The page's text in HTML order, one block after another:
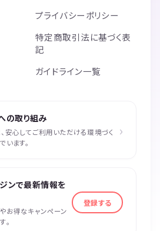
プライバシーポリシー
特定商取引法に基づく表
記
ガイドライン一覧
の取り組み
安心してご利用いただける環境づく
います。
›
ンで最新情報を
お得なキャンペーン
。
登録する